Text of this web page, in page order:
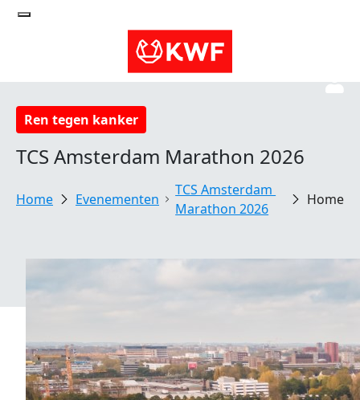
Ren tegen kanker
TCS Amsterdam Marathon 2026
Evenementen
TCS Amsterdam
Marathon 2026
Home